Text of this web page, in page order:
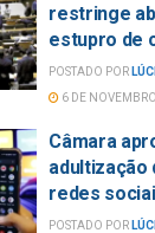
restringe
estupro de
POSTADO POR
6 DE
Câmara
adultização
redes
POSTADO POR